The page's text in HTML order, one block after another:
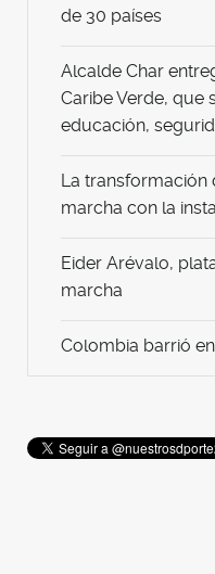
de 30 países
Alcalde Char
Caribe Verde, que
educación,
La transformación
marcha con la
Eider Arévalo,
marcha
Colombia barrió